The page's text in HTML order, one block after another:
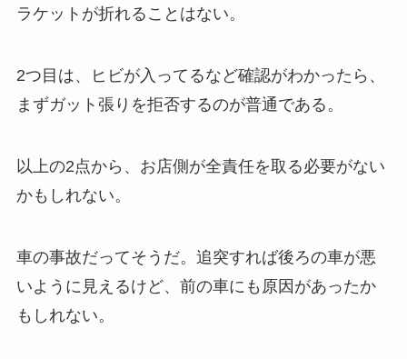
ラケットが折れることはない。
2つ目は、ヒビが入ってるなど確認がわかったら、
まずガット張りを拒否するのが普通である。
以上の2点から、お店側が全責任を取る必要がない
かもしれない。
車の事故だってそうだ。追突すれば後ろの車が悪
いように見えるけど、前の車にも原因があったか
もしれない。